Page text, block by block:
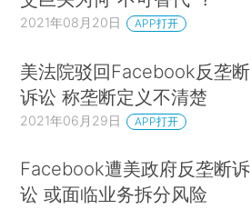
2021年08月20日 APP打开
美法院驳回Facebook反垄断
诉讼 称垄断定义不清楚
2021年06月29日 APP打开
Facebook遭美政府反垄断诉
讼 或面临业务拆分风险